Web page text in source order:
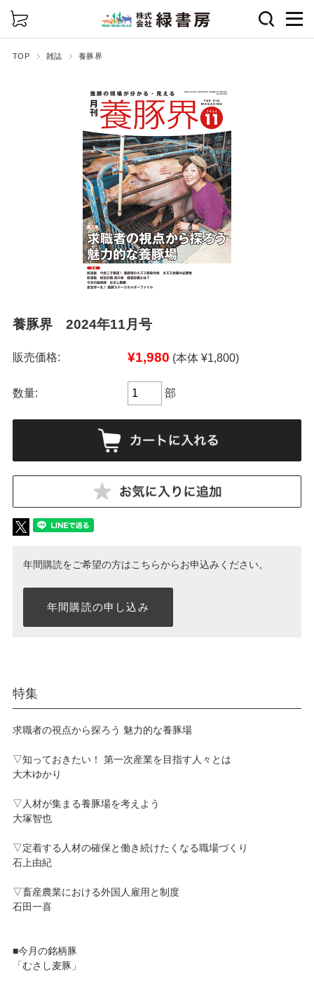
TOP 雑誌 養豚界
養豚界 2024年11月号
販売価格: ¥1,980 (本体 ¥1,800)
数量: 部
年間購読をご希望の方はこちらからお申込みください。
年間購読の申し込み
特集
求職者の視点から探ろう 魅力的な養豚場
▽知っておきたい！ 第一次産業を目指す人々とは
大木ゆかり
▽人材が集まる養豚場を考えよう
大塚智也
▽定着する人材の確保と働き続けたくなる職場づくり
石上由紀
▽畜産農業における外国人雇用と制度
石田一喜
■今月の銘柄豚
「むさし麦豚」